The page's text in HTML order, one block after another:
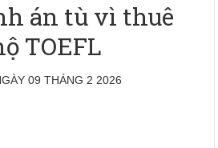
án tù vì thuê
TOEFL
09 THÁNG 2 2026